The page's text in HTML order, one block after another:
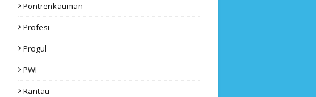
Pontrenkauman
Profesi
Progul
PWI
Rantau